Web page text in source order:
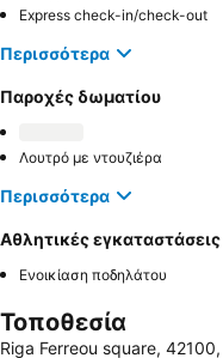
Express check-in/check-out
Περισσότερα
Παροχές δωματίου
Λουτρό με ντουζιέρα
Περισσότερα
Αθλητικές εγκαταστάσεις
Ενοικίαση ποδηλάτου
Τοποθεσία
Riga Ferreou square,